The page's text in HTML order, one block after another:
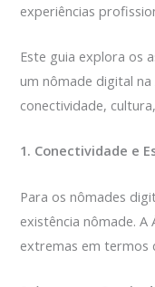
experiências
Este guia explora os
um nômade digital na
conectividade,
1. Conectividade e
Para os nômades
existência nômade. A
extremas em termos